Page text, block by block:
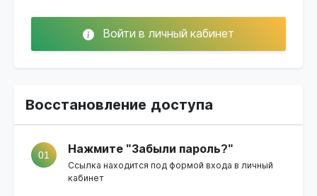
Войти в личный кабинет
Восстановление доступа
01 Нажмите "Забыли пароль?"
Ссылка находится под формой входа в личный
кабинет